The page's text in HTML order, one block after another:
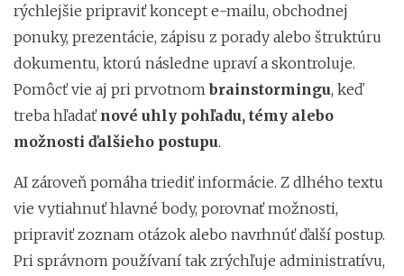
rýchlejšie pripraviť koncept e-mailu, obchodnej
ponuky, prezentácie, zápisu z porady alebo štruktúru
dokumentu, ktorú následne upraví a skontroluje.
Pomôcť vie aj pri prvotnombrainstormingu, keď
treba hľadať nové uhly pohľadu, témy alebo
možnosti ďalšieho postupu.
AI zároveň pomáha triediť informácie. Z dlhého textu
vie vytiahnuť hlavné body, porovnať možnosti,
pripraviť zoznam otázok alebo navrhnúť ďalší postup.
Pri správnom používaní tak zrýchľuje administratívu,